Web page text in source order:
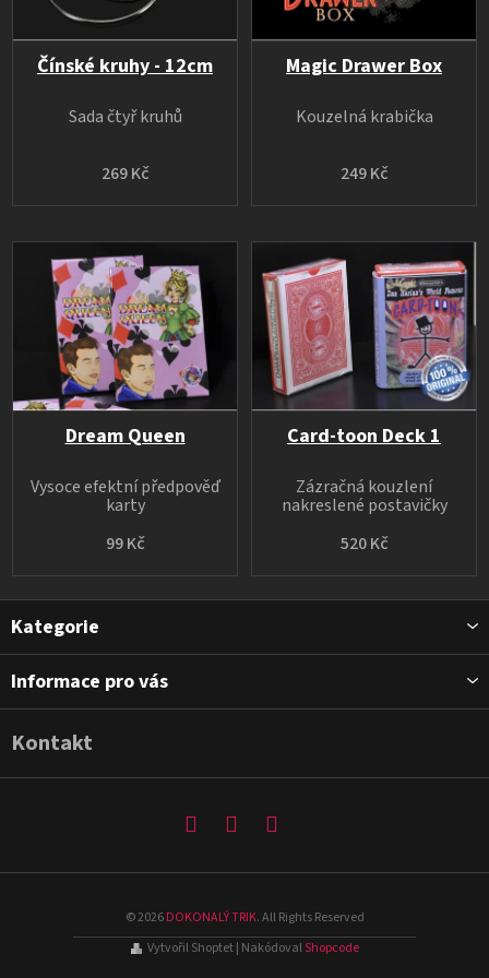
Čínské kruhy - 12cm
269 Kč
Sada čtyř kruhů
Magic Drawer Box
249 Kč
Kouzelná krabička
Dream Queen
99 Kč
Vysoce efektní předpověď
karty
Card-toon Deck 1
520 Kč
Zázračná kouzlení
nakreslené postavičky
Z
p
Kategorie
Informace pro vás
Kontakt
©2026 DOKONALÝ TRIK. All Rights Reserved
Vytvořil Shoptet| NakódovalShopcode